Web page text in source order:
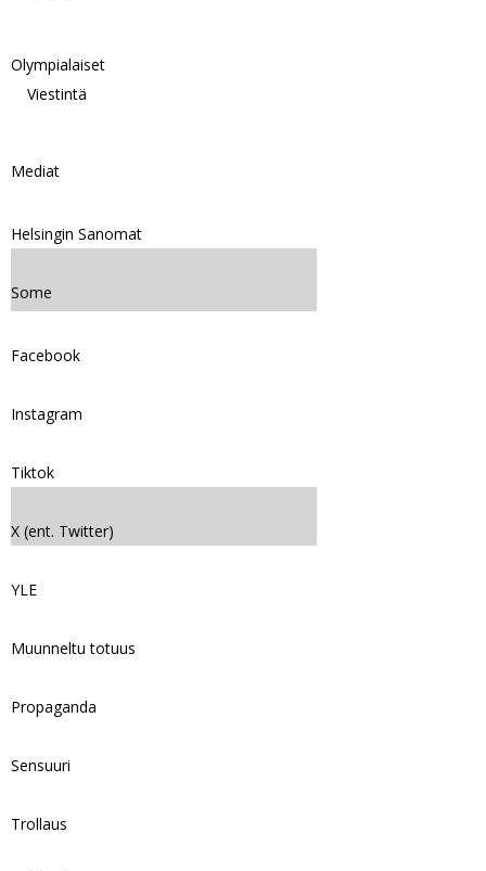
Olympialaiset
Viestintä
Mediat
Helsingin Sanomat
Some
Facebook
Instagram
Tiktok
X (ent. Twitter)
YLE
Muunneltu totuus
Propaganda
Sensuuri
Trollaus